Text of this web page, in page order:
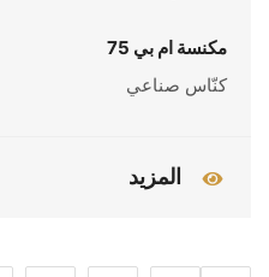
مكنسة ام بي 75
كنّاس صناعي
المزيد